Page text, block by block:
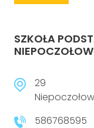
SZKOŁA
29
586768595